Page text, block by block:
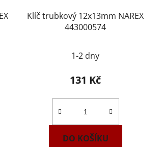
Klíč trubkový 12x13mm NAREX
443000574
1-2 dny
131 Kč
DO KOŠÍKU